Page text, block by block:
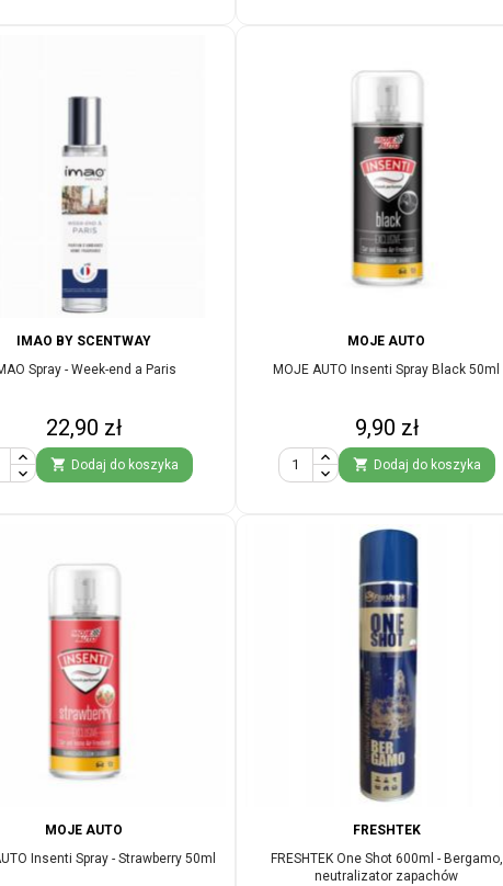
IMAO BY SCENTWAY
Spray - Week-end a Paris
Cena
22,90 zł
 Dodaj do koszyka
MOJE AUTO
MOJE AUTO Insenti Spray Black 50ml
Cena
9,90 zł
 Dodaj do koszyka
MOJE AUTO
Insenti Spray - Strawberry 50ml
FRESHTEK
FRESHTEK One Shot 600ml - Bergamo,
neutralizator zapachów